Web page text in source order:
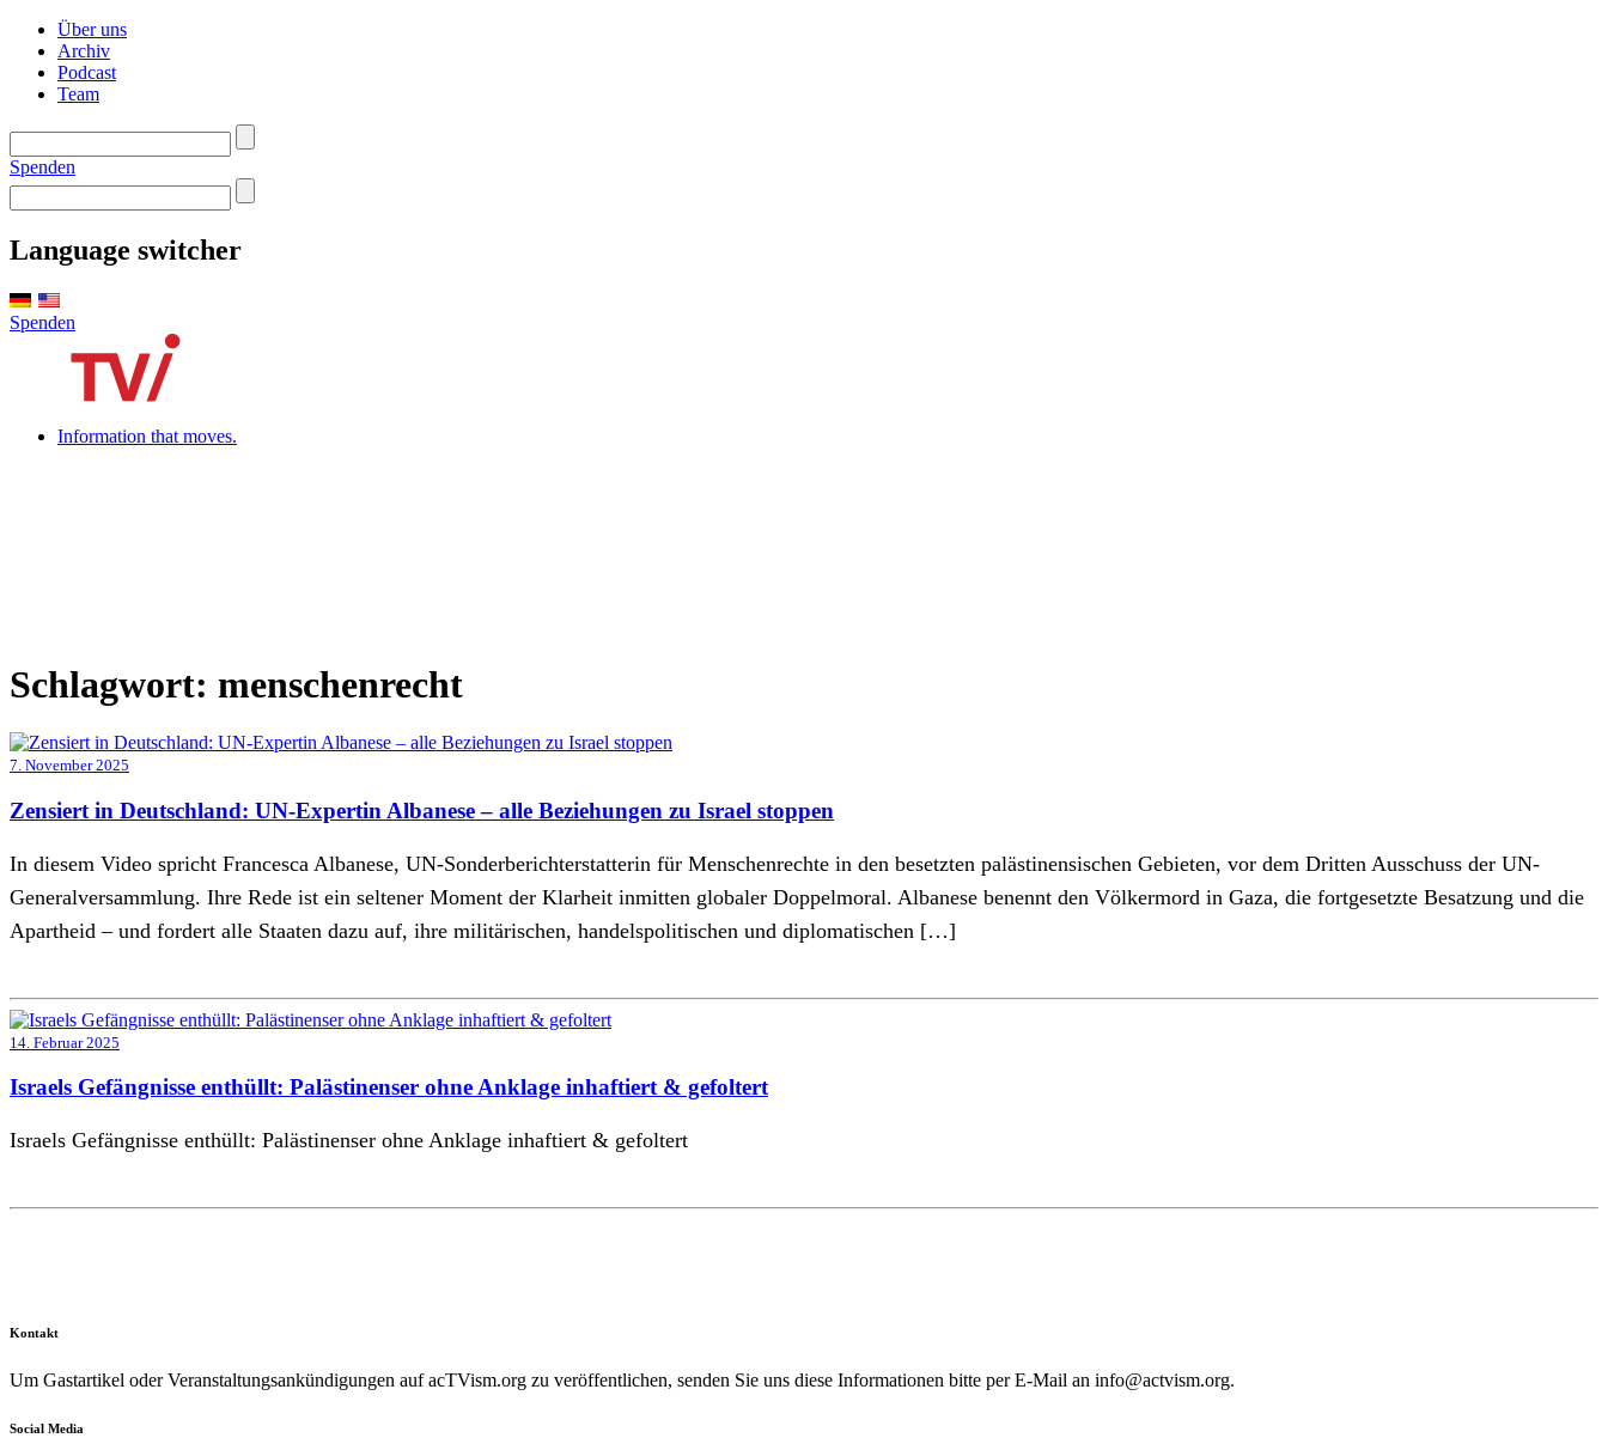
Über uns
Archiv
Podcast
Team
Spenden
Language switcher
Spenden
Information that moves.
Schlagwort: menschenrecht
7. November 2025
Zensiert in Deutschland: UN-Expertin Albanese – alle Beziehungen zu Israel stoppen
In diesem Video spricht Francesca Albanese, UN-Sonderberichterstatterin für Menschenrechte in den besetzten palästinensischen Gebieten, vor dem Dritten Ausschuss der UN-
Generalversammlung. Ihre Rede ist ein seltener Moment der Klarheit inmitten globaler Doppelmoral. Albanese benennt den Völkermord in Gaza, die fortgesetzte Besatzung und die
Apartheid – und fordert alle Staaten dazu auf, ihre militärischen, handelspolitischen und diplomatischen […]
14. Februar 2025
Israels Gefängnisse enthüllt: Palästinenser ohne Anklage inhaftiert & gefoltert
Israels Gefängnisse enthüllt: Palästinenser ohne Anklage inhaftiert & gefoltert
Kontakt
Um Gastartikel oder Veranstaltungsankündigungen auf acTVism.org zu veröffentlichen, senden Sie uns diese Informationen bitte per E-Mail an info@actvism.org.
Social Media